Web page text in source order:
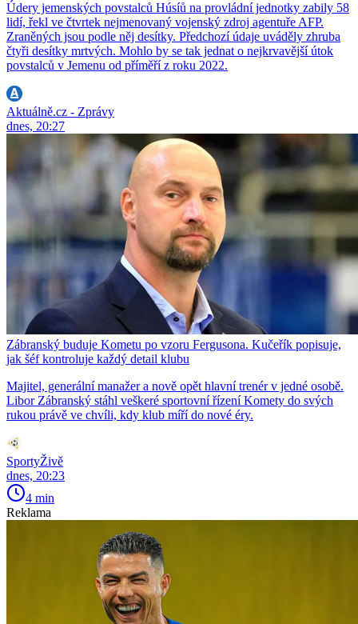
Údery jemenských povstalců Húsíů na provládní jednotky zabily 58
lidí, řekl ve čtvrtek nejmenovaný vojenský zdroj agentuře AFP.
Zraněných jsou podle něj desítky. Předchozí údaje uváděly zhruba
čtyři desítky mrtvých. Mohlo by se tak jednat o nejkrvavější útok
povstalců v Jemenu od příměří z roku 2022.
Aktuálně.cz - Zprávy
dnes, 20:27
Zábranský buduje Kometu po vzoru Fergusona. Kučeřík popisuje,
jak šéf kontroluje každý detail klubu
Majitel, generální manažer a nově opět hlavní trenér v jedné osobě.
Libor Zábranský stáhl veškeré sportovní řízení Komety do svých
rukou právě ve chvíli, kdy klub míří do nové éry.
SportyŽivě
dnes, 20:23
4 min
Reklama